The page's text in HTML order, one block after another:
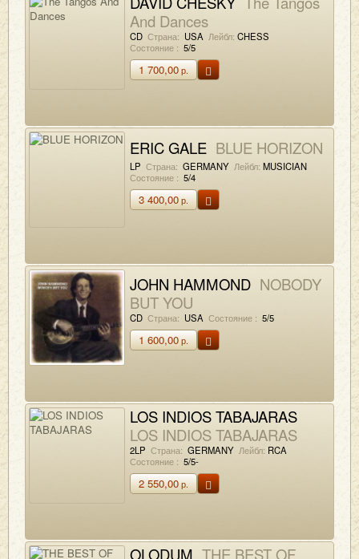
And Dances
CD Страна: USA Лейбл: CHESS
Состояние : 5/5
1 700,00р.
ERIC GALE BLUE HORIZON
LP Страна: GERMANY Лейбл: MUSICIAN
Состояние : 5/4
3 400,00р.
JOHN HAMMOND NOBODY
BUT YOU
CD Страна: USA Состояние : 5/5
1 600,00р.
LOS INDIOS TABAJARAS
LOS INDIOS TABAJARAS
2LP Страна: GERMANY Лейбл: RCA
Состояние : 5/5-
2 550,00р.
OLODUM THE BEST OF